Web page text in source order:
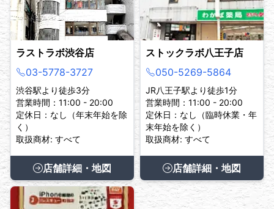
ラストラボ渋谷店
03-5778-3727
渋谷駅より徒歩3分
営業時間：11:00 - 20:00
定休日：なし（年末年始を除
く）
取扱商材: すべて
店舗詳細・地図
ストックラボ八王子店
050-5269-5864
JR八王子駅より徒歩1分
営業時間：11:00 - 20:00
定休日：なし（臨時休業・年
末年始を除く）
取扱商材: すべて
店舗詳細・地図